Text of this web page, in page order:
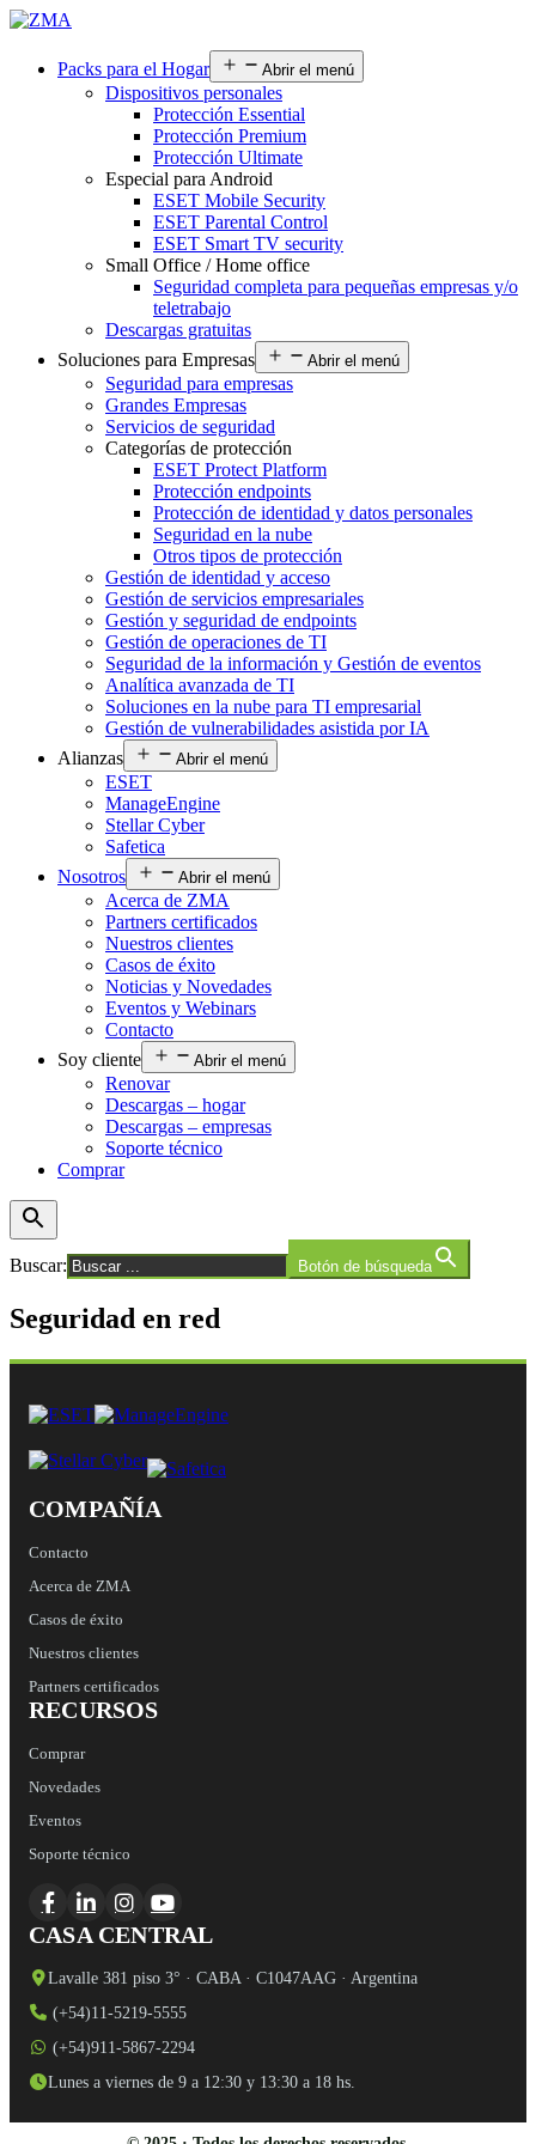
Packs para el Hogar Abrir el menú
Dispositivos personales
Protección Essential
Protección Premium
Protección Ultimate
Especial para Android
ESET Mobile Security
ESET Parental Control
ESET Smart TV security
Small Office / Home office
Seguridad completa para pequeñas empresas y/o
teletrabajo
Descargas gratuitas
Soluciones para Empresas
Abrir el menú
Seguridad para empresas
Grandes Empresas
Servicios de seguridad
Categorías de protección
ESET Protect Platform
Protección endpoints
Protección de identidad y datos personales
Seguridad en la nube
Otros tipos de protección
Gestión de identidad y acceso
Gestión de servicios empresariales
Gestión y seguridad de endpoints
Gestión de operaciones de TI
Seguridad de la información y Gestión de eventos
Analítica avanzada de TI
Soluciones en la nube para TI empresarial
Gestión de vulnerabilidades asistida por IA
Alianzas
Abrir el menú
ESET
ManageEngine
Stellar Cyber
Safetica
Nosotros
Abrir el menú
Acerca de ZMA
Partners certificados
Nuestros clientes
Casos de éxito
Noticias y Novedades
Eventos y Webinars
Contacto
Soy cliente
Abrir el menú
Renovar
Descargas – hogar
Descargas – empresas
Soporte técnico
Comprar
Buscar: Botón de búsqueda
Seguridad en red
COMPAÑÍA
Contacto
Acerca de ZMA
Casos de éxito
Nuestros clientes
Partners certificados
RECURSOS
Comprar
Novedades
Eventos
Soporte técnico
CASA CENTRAL
Lavalle 381 piso 3° · CABA · C1047AAG · Argentina
(+54)11-5219-5555
(+54)911-5867-2294
Lunes a viernes de 9 a 12:30 y 13:30 a 18 hs.